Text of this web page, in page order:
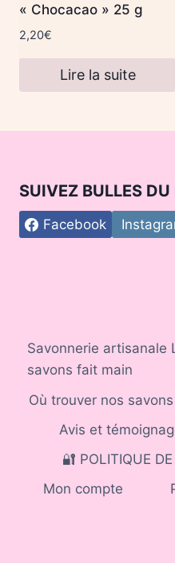
« Chocacao » 25 g
2,20€
Lire la suite
SUIVEZ BULLES
Facebook
Savonnerie artisanale
savons fait main
Où trouver nos
Avis et
🔐 POLITIQUE
Mon compte